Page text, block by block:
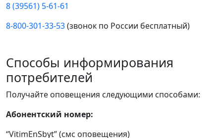
8 (39561) 5-61-61
8-800-301-33-53(звонок по России бесплатный)
Способы информирования
потребителей
Получайте оповещения следующими способами:
Абонентский номер:
“VitimEnSbyt” (смс оповещения)